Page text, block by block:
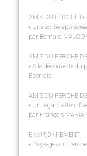
AMIS DU PERCHE
• Une sortie
par Bernard
AMIS DU PERCHE
• À la découverte du
Éperrais
AMIS DU PERCHE
• Un regard attentif
par François
ENVIRONNEMENT
• Paysages du Perche